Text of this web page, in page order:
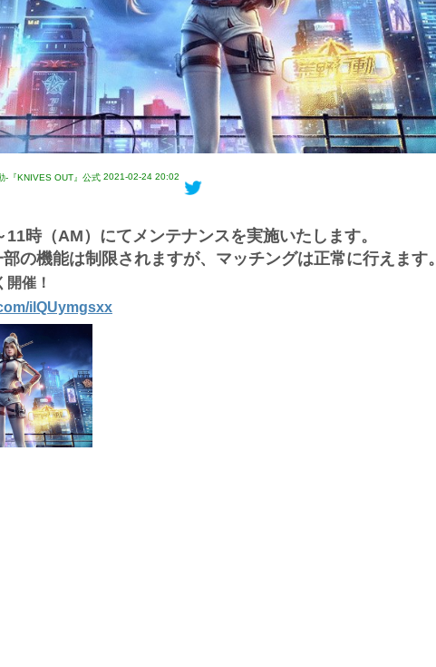
-『KNIVES OUT』公式 2021-02-24 20:02
時（AM）にてメンテナンスを実施いたします。
の機能は制限されますが、マッチングは正常に行えます。
催！
ilQUymgsxx